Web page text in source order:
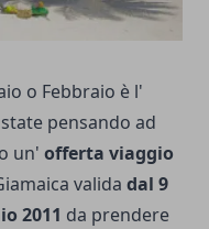
o Febbraio è l'
pensando ad
un' offerta viaggio
valida dal 9
2011 da prendere